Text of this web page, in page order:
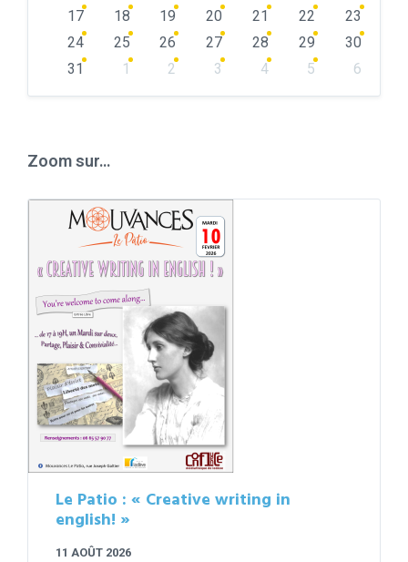
17
18 19 20 21 22
23
24
25 26 27 28 29
30
31
1 2 3 4 5
6
Zoom sur…
Le Patio : « Creative writing in
english! »
11 AOÛT 2026